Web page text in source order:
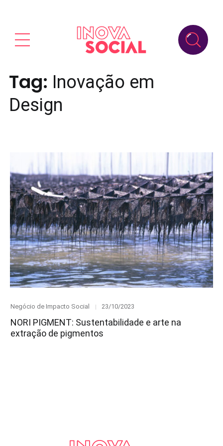
Tag: Inovação em
Design
Category
Negócio de Impacto Social
Posted
23/10/2023
NORI PIGMENT: Sustentabilidade e arte na
extração de pigmentos